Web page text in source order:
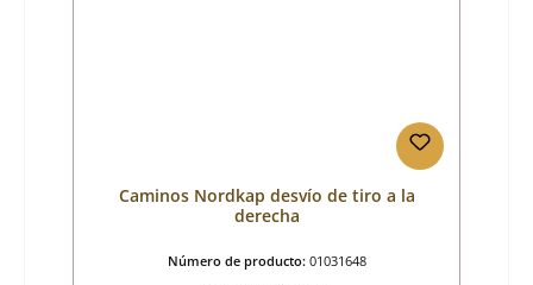
Caminos Nordkap desvío de tiro a la
derecha
Número de producto: 01031648